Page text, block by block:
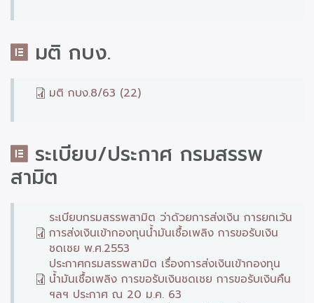
มติ กบง.
มติ กบง.8/63 (22)
ระเบียบ/ประกาศ กรมสรรพ
สามิต
ระเบียบกรมสรรพสามิต ว่าด้วยการส่งเงิน การยกเว้น
การส่งเงินเข้ากองทุนน้ำมันเชื้อเพลิง การขอรับเงิน
ชดเชย พ.ศ.2553
ประกาศกรมสรรพสามิต เรื่องการส่งเงินเข้ากองทุน
น้ำมันเชื้อเพลิง การขอรับเงินชดเชย การขอรับเงินคืน
ฯลฯ ประกาศ ณ 20 ม.ค. 63